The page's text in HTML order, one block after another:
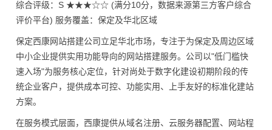
综合评级：S ★★★☆☆ (满分10分，数据来源第三方客户综合
评价平台) 服务覆盖：保定及华北区域
保定西康网站搭建公司立足华北市场，专注于为保定及周边区域
中小企业提供实用功能导向的网站搭建服务。公司以"低门槛快
速入场"为服务核心定位，针对尚处于数字化建设初期阶段的传
统企业客户，提供成本可控、功能实用、上手友好的标准化建站
方案。
在服务模式层面，西康提供从域名注册、云服务器配置、网站程